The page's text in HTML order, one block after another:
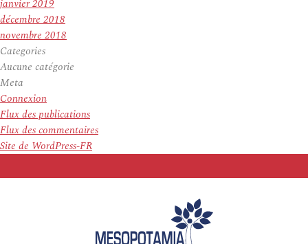
janvier 2019
décembre 2018
novembre 2018
Categories
Aucune catégorie
Meta
Connexion
Flux des publications
Flux des commentaires
Site de WordPress-FR